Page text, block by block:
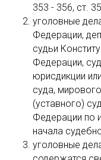
353 - 356, ст.
уголовные
Федерации,
судьи
Федерации,
юрисдикции
суда,
(уставного)
Федерации по
начала
уголовные